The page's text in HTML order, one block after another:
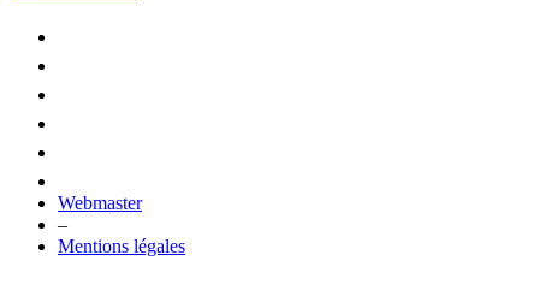
Webmaster
–
Mentions légales